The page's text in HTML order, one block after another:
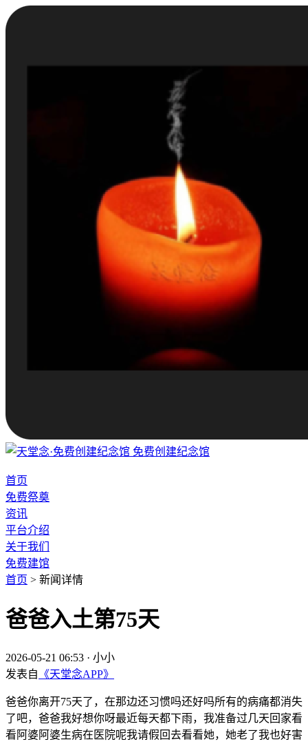
免费创建纪念馆
首页
免费祭奠
资讯
平台介绍
关于我们
免费建馆
首页 > 新闻详情
爸爸入土第75天
2026-05-21 06:53 · 小小
发表自 《天堂念APP》
爸爸你离开75天了，在那边还习惯吗还好吗所有的病痛都消失
了吧，爸爸我好想你呀最近每天都下雨，我准备过几天回家看
看阿婆阿婆生病在医院呢我请假回去看看她，她老了我也好害